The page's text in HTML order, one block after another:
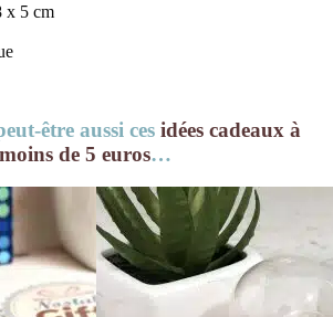
x 5 cm
être aussi ces idées cadeaux à
moins de 5 euros…